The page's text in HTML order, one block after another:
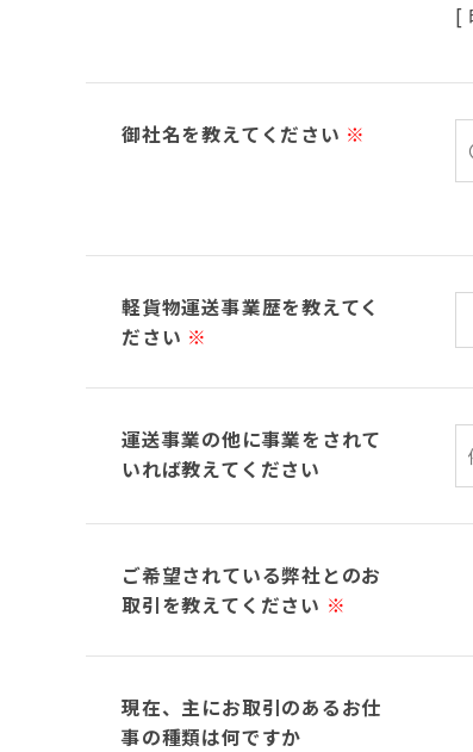
[
御社名を教えてください ※
軽貨物運送事業歴を教えてく
ださい ※
運送事業の他に事業をされて
いれば教えてください
ご希望されている弊社とのお
取引を教えてください ※
現在、主にお取引のあるお仕
事の種類は何ですか